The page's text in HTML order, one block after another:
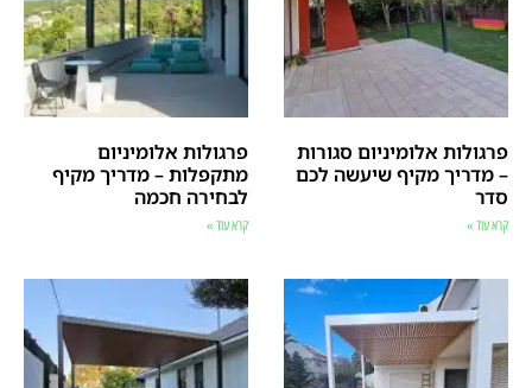
פרגולות אלומיניום סגורות
– מדריך מקיף שיעשה לכם
סדר
קרא עוד »
פרגולות אלומיניום
מתקפלות – מדריך מקיף
לבחירה חכמה
קרא עוד »